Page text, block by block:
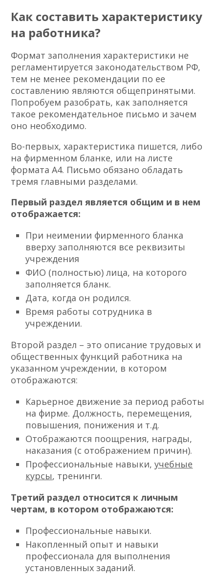
Как составить характеристику
на работника?
Формат заполнения характеристики не
регламентируется законодательством РФ,
тем не менее рекомендации по ее
составлению являются общепринятыми.
Попробуем разобрать, как заполняется
такое рекомендательное письмо и зачем
оно необходимо.
Во-первых, характеристика пишется, либо
на фирменном бланке, или на листе
формата А4. Письмо обязано обладать
тремя главными разделами.
Первый раздел является общим и в нем
отображается:
При неимении фирменного бланка
вверху заполняются все реквизиты
учреждения
ФИО (полностью) лица, на которого
заполняется бланк.
Дата, когда он родился.
Время работы сотрудника в
учреждении.
Второй раздел – это описание трудовых и
общественных функций работника на
указанном учреждении, в котором
отображаются:
Карьерное движение за период работы
на фирме. Должность, перемещения,
повышения, понижения и т.д.
Отображаются поощрения, награды,
наказания (с отображением причин).
Профессиональные навыки,учебные
курсы, тренинги.
Третий раздел относится к личным
чертам, в котором отображаются:
Профессиональные навыки.
Накопленный опыт и навыки
профессионала для выполнения
установленных заданий.